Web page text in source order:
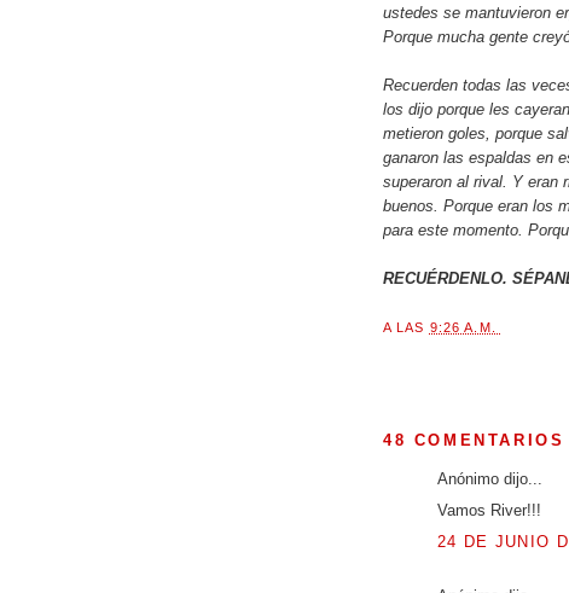
ustedes se mantuvieron
Porque mucha gente
Recuerden todas las
los dijo porque les
metieron goles, porque
ganaron las espaldas en
superaron al rival. Y eran
buenos. Porque eran los
para este momento.
RECUÉRDENLO.
A LAS 9:26 A.M.
48 COMENTARIOS
Anónimo dijo...
Vamos River!!!
24 DE JUNIO